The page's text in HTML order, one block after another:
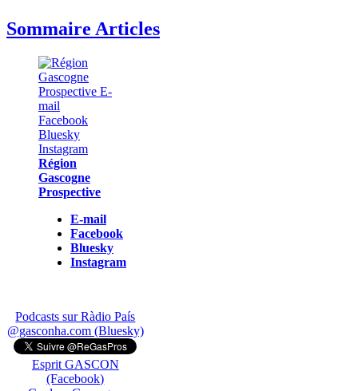
Sommaire Articles
Région
Gascogne
Prospective
E-mail
Facebook
Bluesky
Instagram
Podcasts sur Ràdio País
@gasconha.com (Bluesky)
Esprit GASCON
(Facebook)